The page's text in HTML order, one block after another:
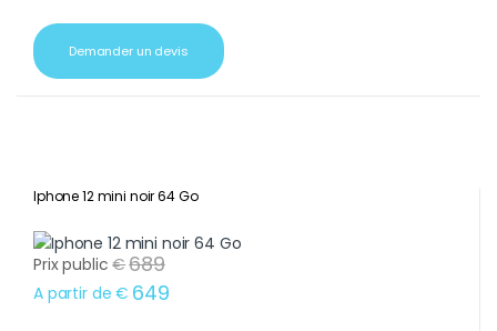
Demander un devis
Iphone 12 mini noir 64 Go
Prix public €689
A partir de € 649